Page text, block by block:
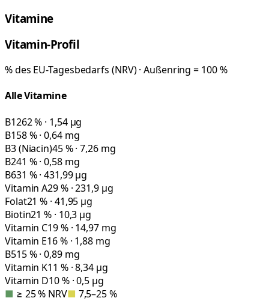
Vitamine
Vitamin-Profil
% des EU-Tagesbedarfs (NRV) · Außenring = 100 %
Alle Vitamine
B1262 % · 1,54 µg
B158 % · 0,64 mg
B3 (Niacin)45 % · 7,26 mg
B241 % · 0,58 mg
B631 % · 431,99 µg
Vitamin A29 % · 231,9 µg
Folat21 % · 41,95 µg
Biotin21 % · 10,3 µg
Vitamin C19 % · 14,97 mg
Vitamin E16 % · 1,88 mg
B515 % · 0,89 mg
Vitamin K11 % · 8,34 µg
Vitamin D10 % · 0,5 µg
■ ≥ 25 % NRV■ 7,5–25 %